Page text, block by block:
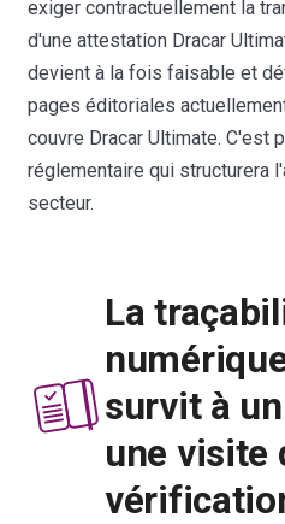
exiger contractuellement la
d'une attestation Dracar
devient à la fois faisable et
pages éditoriales
couvre Dracar Ultimate. C'est
réglementaire qui structurera
secteur.
La
survit à
une visite